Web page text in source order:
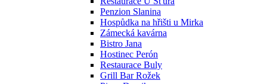
Penzion Slanina
Hospůdka na hřišti u Mirka
Zámecká kavárna
Bistro Jana
Hostinec Perón
Restaurace Buly
Grill Bar Rožek